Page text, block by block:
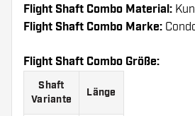
Flight Shaft Combo Material:
Flight Shaft Combo Marke:
Flight Shaft Combo Größe:
Shaft
Variante
Länge